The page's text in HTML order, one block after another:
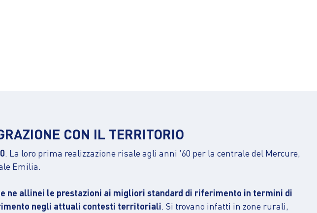
CON IL TERRITORIO
. La loro prima realizzazione risale agli anni '60 per la centrale del Mercure,
Emilia.
ne allinei le prestazioni ai migliori standard di riferimento in termini di
negli attuali contesti territoriali. Si trovano infatti in zone rurali,